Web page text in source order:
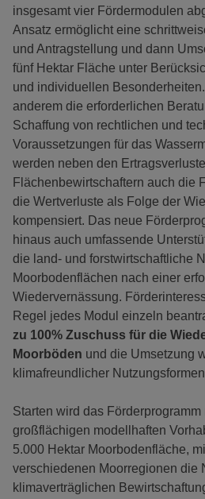
insgesamt vier Fördermodulen
Ansatz ermöglicht eine
und Antragstellung und dann
fünf Hektar Fläche unter
und individuellen
anderem die erforderlichen
Schaffung von rechtlichen und
Voraussetzungen für das
werden neben den
Flächenbewirtschaftern auch die
die Wertverluste als Folge der
kompensiert. Das neue
hinaus auch umfassende
die land- und forstwirtschaftliche
Moorbodenflächen nach einer
Wiedervernässung.
Regel jedes Modul einzeln
zu 100% Zuschuss für die
Moorböden und die Umsetzung
klimafreundlicher
Starten wird das Förderprogramm
großflächigen modellhaften
5.000 Hektar Moorbodenfläche,
verschiedenen Moorregionen die
klimaverträglichen